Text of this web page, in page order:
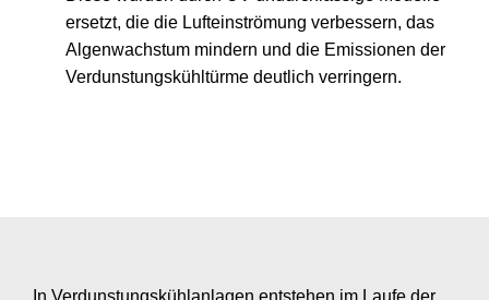
ersetzt, die die Lufteinströmung verbessern, das
Algenwachstum mindern und die Emissionen der
Verdunstungskühltürme deutlich verringern.